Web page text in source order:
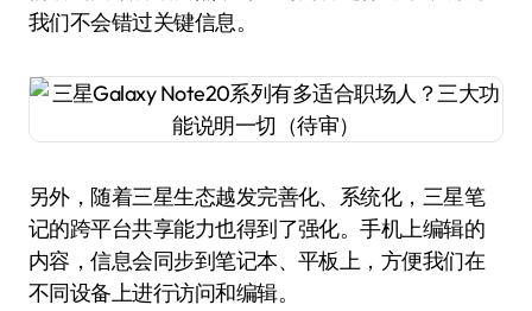
我们不会错过关键信息。
另外，随着三星生态越发完善化、系统化，三星笔
记的跨平台共享能力也得到了强化。手机上编辑的
内容，信息会同步到笔记本、平板上，方便我们在
不同设备上进行访问和编辑。